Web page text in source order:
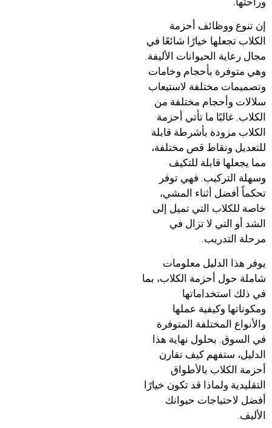
إن تنوع ووظائف أحزمة
الكلاب تجعلها خيارًا شائعًا في
مجال رعاية الحيوانات الأليفة.
وهي متوفرة بأحجام وخامات
وتصميمات مختلفة لاستيعاب
سلالات وأحجام مختلفة من
الكلاب. غالبًا ما تأتي أحزمة
الكلاب مزودة بأشرطة قابلة
للتعديل ونقاط قص مختلفة،
مما يجعلها قابلة للتكيف
وسهلة التركيب. فهي توفر
تحكماً أفضل أثناء المشي،
خاصة للكلاب التي تميل إلى
الشد أو التي لا تزال في
مرحلة التدريب.
يوفر هذا الدليل معلومات
شاملة حول أحزمة الكلاب، بما
في ذلك استخداماتها
ومكوناتها وكيفية عملها
والأنواع المختلفة المتوفرة
في السوق. بحلول نهاية هذا
الدليل، ستفهم كيف تقارن
أحزمة الكلاب بالأطواق
التقليدية ولماذا قد تكون خيارًا
أفضل لاحتياجات حيوانك
الأليف.